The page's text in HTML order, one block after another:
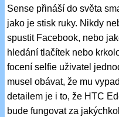
Sense přináší do světa
jako je stisk ruky. Nikdy
spustit Facebook, nebo
hledání tlačítek nebo
focení selfie uživatel
musel obávat, že mu
detailem je i to, že HTC
bude fungovat za